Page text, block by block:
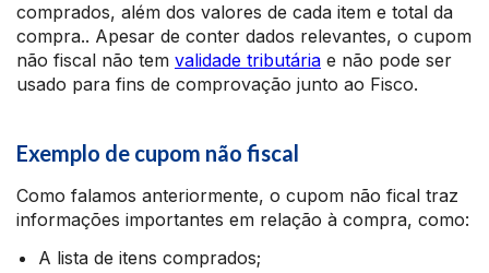
comprados, além dos valores de cada item e total da
compra.. Apesar de conter dados relevantes, o cupom
não fiscal não tem validade tributária e não pode ser
usado para fins de comprovação junto ao Fisco.
Exemplo de cupom não fiscal
Como falamos anteriormente, o cupom não fical traz
informações importantes em relação à compra, como:
A lista de itens comprados;